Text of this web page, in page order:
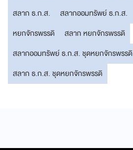
สลาก ธ.ก.ส.
สลากออมทรัพย์ ธ.ก.ส.
หยกจักรพรรดิ
สลาก หยกจักรพรรดิ
สลากออมทรัพย์ ธ.ก.ส. ชุดหยกจักรพรรดิ
สลาก ธ.ก.ส. ชุดหยกจักรพรรดิ